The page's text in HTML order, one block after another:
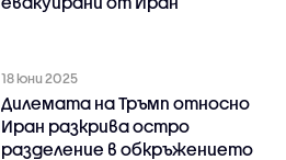
18 юни 2025
Дилемата на Тръмп относно
Иран разкрива остро
разделение в обкръжението